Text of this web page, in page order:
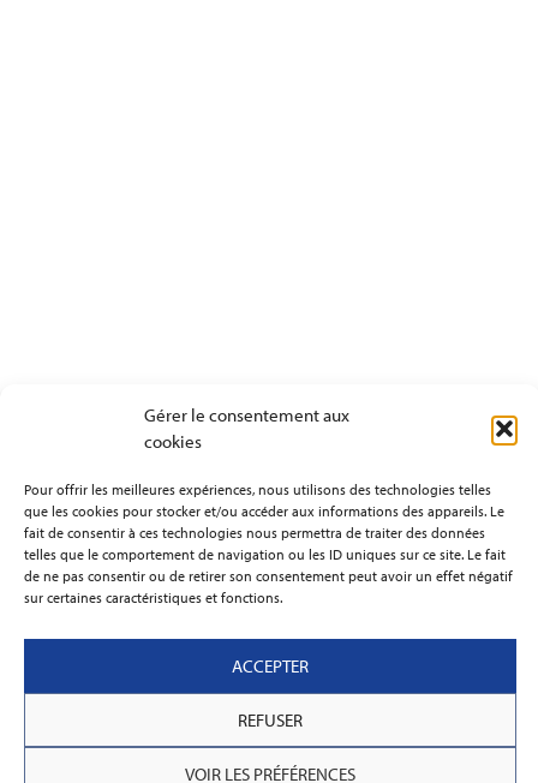
Gérer le consentement aux
cookies
Pour offrir les meilleures expériences, nous utilisons des technologies telles
que les cookies pour stocker et/ou accéder aux informations des appareils. Le
fait de consentir à ces technologies nous permettra de traiter des données
telles que le comportement de navigation ou les ID uniques sur ce site. Le fait
de ne pas consentir ou de retirer son consentement peut avoir un effet négatif
sur certaines caractéristiques et fonctions.
ACCEPTER
REFUSER
VOIR LES PRÉFÉRENCES